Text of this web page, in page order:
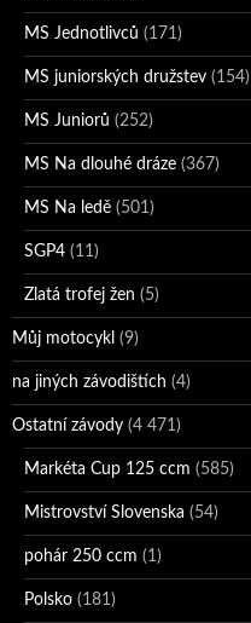
MS Jednotlivců (171)
MS juniorských družstev (154)
MS Juniorů (252)
MS Na dlouhé dráze (367)
MS Na ledě (501)
SGP4 (11)
Zlatá trofej žen (5)
Můj motocykl (9)
na jiných závodištích (4)
Ostatní závody (4 471)
Markéta Cup 125 ccm (585)
Mistrovství Slovenska (54)
pohár 250 ccm (1)
Polsko (181)